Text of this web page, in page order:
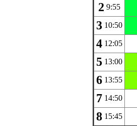
2 9:55
3 10:50
4 12:05
5 13:00
6 13:55
7 14:50
8 15:45